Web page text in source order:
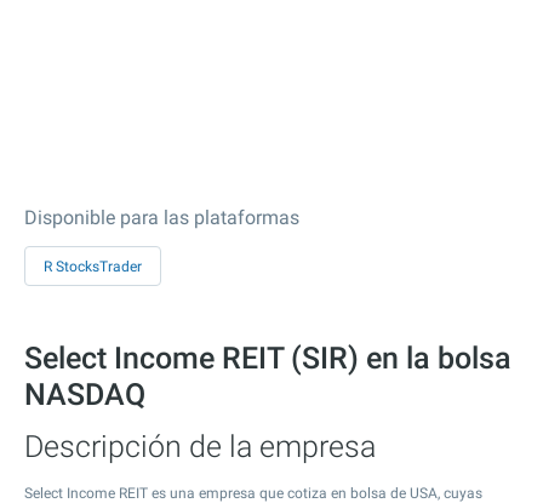
Disponible para las plataformas
R StocksTrader
Select Income REIT (SIR) en la bolsa
NASDAQ
Descripción de la empresa
Select Income REIT es una empresa que cotiza en bolsa de USA, cuyas